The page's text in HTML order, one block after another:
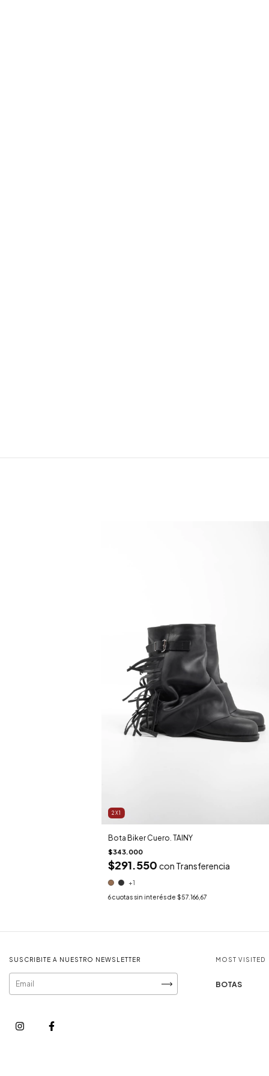
2X1
Bota Biker Cuero. TAINY
$343.000
$291.550 conTransferencia
+1
6cuotas sin interés de $57.166,67
SUSCRIBITE A NUESTRO NEWSLETTER MOST VISITED
BOTAS